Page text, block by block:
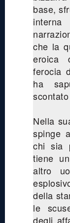
base,
che la
eroica
ferocia
ha
Nella
spinge
chi sia
tiene
altro
della
le
degli